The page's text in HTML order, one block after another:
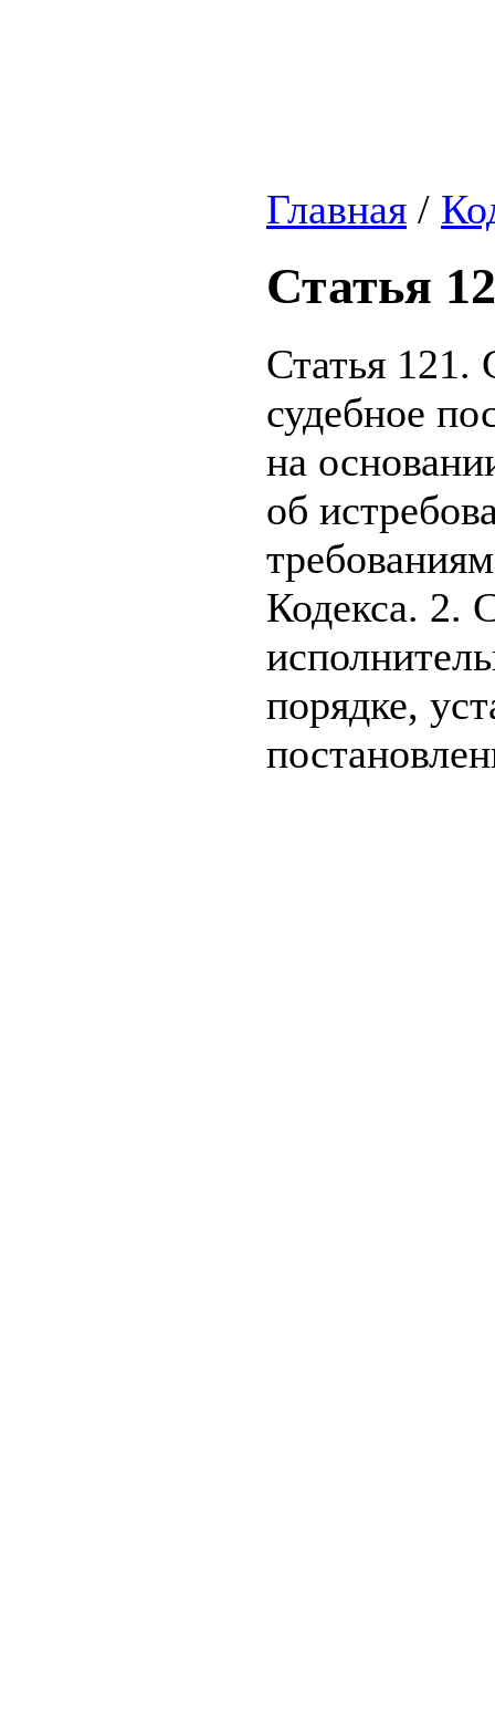
Главная /
Статья
Статья 121.
судебное
на
об
Кодекса. 2.
порядке,